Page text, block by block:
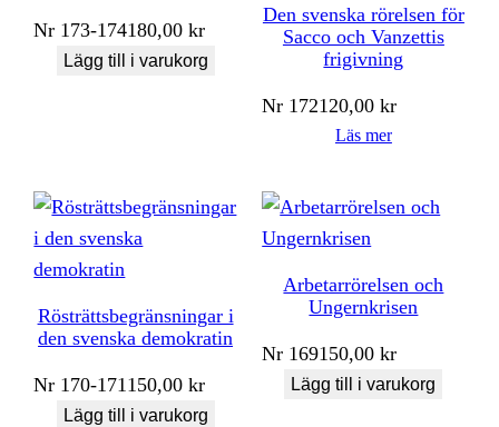
Nr 173-174180,00kr
Lägg till i varukorg
Den svenska rörelsen för
Sacco och Vanzettis
frigivning
Nr 172120,00kr
Läs mer
Rösträttsbegränsningar i
den svenska demokratin
Nr 170-171150,00kr
Lägg till i varukorg
Arbetarrörelsen och
Ungernkrisen
Nr 169150,00kr
Lägg till i varukorg